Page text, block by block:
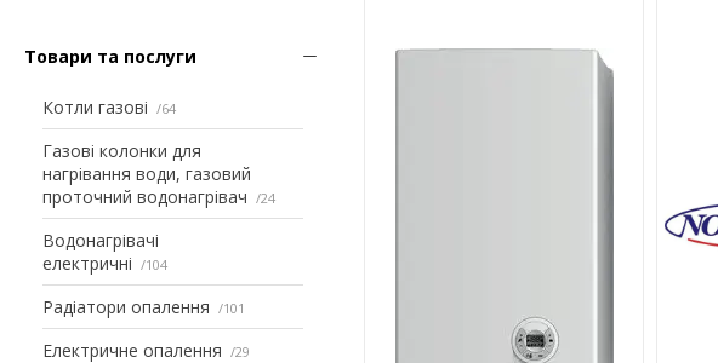
Товари та послуги
Котли газові 64
Газові колонки для
нагрівання води, газовий
проточний водонагрівач
24
Водонагрівачі
електричні
104
Радіатори опалення 101
Електричне опалення 29